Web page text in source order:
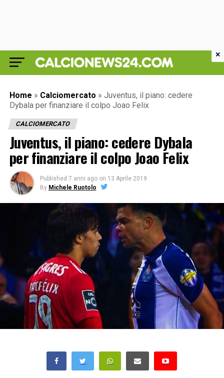
Home » Calciomercato » Juventus, il piano: cedere
Dybala per finanziare il colpo Joao Felix
CALCIOMERCATO
Juventus, il piano: cedere Dybala
per finanziare il colpo Joao Felix
Published 7 anni ago on 13 Aprile 2019
By Michele Ruotolo
×